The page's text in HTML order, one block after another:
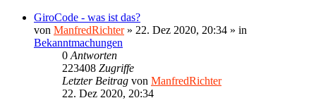
GiroCode - was ist das?
von ManfredRichter» 22. Dez 2020, 20:34 » in
Bekanntmachungen
0 Antworten
223408 Zugriffe
Letzter Beitrag von ManfredRichter
22. Dez 2020, 20:34